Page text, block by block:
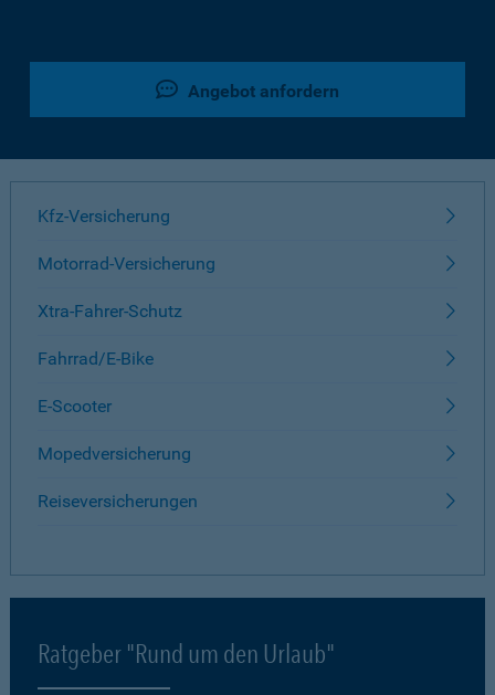
Angebot anfordern
Kfz-Versicherung
Motorrad-Versicherung
Xtra-Fahrer-Schutz
Fahrrad/E-Bike
E-Scooter
Mopedversicherung
Reiseversicherungen
Ratgeber "Rund um den Urlaub"